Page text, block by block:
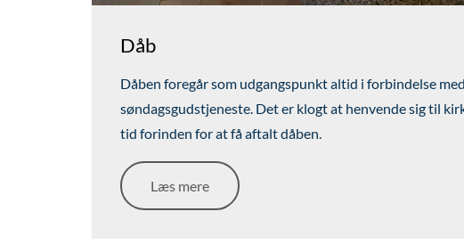
Dåb
Dåben foregår som udgangspunkt altid i forbindelse
søndagsgudstjeneste. Det er klogt at henvende sig til
tid forinden for at få aftalt dåben.
Læs mere